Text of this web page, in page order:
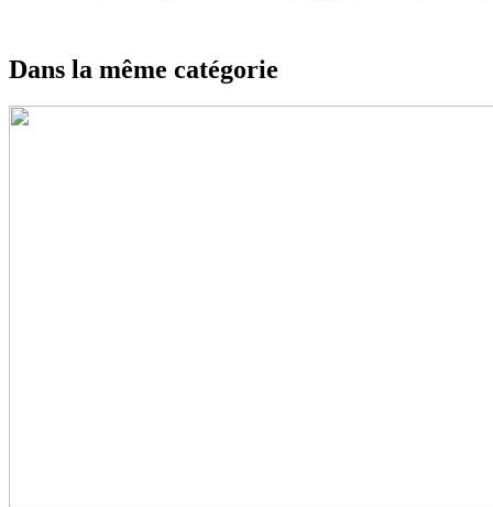
Dans la même catégorie